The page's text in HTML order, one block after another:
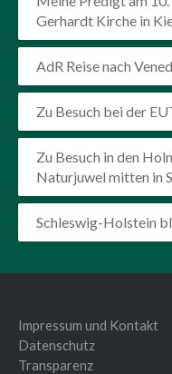
Gerhardt Kirche in
AdR Reise nach
Zu Besuch bei der
Zu Besuch in den
Naturjuwel mitten in
Schleswig-Holstein
Impressum und Kontakt
Datenschutz
Transparenz